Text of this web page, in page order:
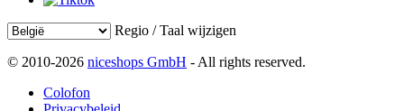
Regio / Taal wijzigen
© 2010-2026 niceshops GmbH - All rights reserved.
Colofon